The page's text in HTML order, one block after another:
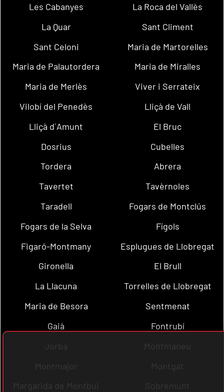
Les Cabanyes
La Roca del Vallès
La Quar
Sant Climent
Sant Celoni
Maria de Martorelles
Maria de Palautordera
Maria de Miralles
Maria de Merlès
Viver i Serrateix
Vilobí del Penedès
Lliçà de Vall
Lliçà d´Amunt
El Bruc
Dosrius
Cubelles
Tordera
Abrera
Tavertet
Tavèrnoles
Taradell
Fogars de Montclús
Fogars de la Selva
Fígols
Figaró-Montmany
Esplugues de Llobregat
Gironella
El Brull
La Llacuna
Torrelles de Llobregat
Maria de Besora
Sentmenat
Gaià
Fontrubí
Jorba
Montmaneu
Montmajor
Montgat
Margarida de Montbui
Sobremunt